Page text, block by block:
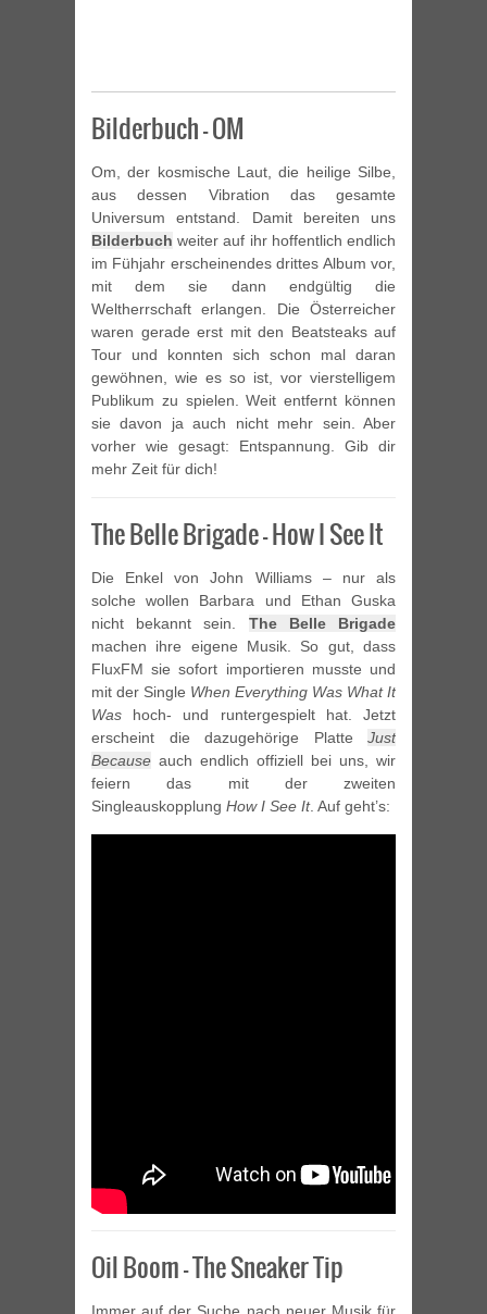
Bilderbuch – OM
Om, der kosmische Laut, die heilige Silbe,
aus dessen Vibration das gesamte
Universum entstand. Damit bereiten uns
Bilderbuch weiter auf ihr hoffentlich endlich
im Fühjahr erscheinendes drittes Album vor,
mit dem sie dann endgültig die
Weltherrschaft erlangen. Die Österreicher
waren gerade erst mit den Beatsteaks auf
Tour und konnten sich schon mal daran
gewöhnen, wie es so ist, vor vierstelligem
Publikum zu spielen. Weit entfernt können
sie davon ja auch nicht mehr sein. Aber
vorher wie gesagt: Entspannung. Gib dir
mehr Zeit für dich!
The Belle Brigade – How I See It
Die Enkel von John Williams – nur als
solche wollen Barbara und Ethan Guska
nicht bekannt sein. The Belle Brigade
machen ihre eigene Musik. So gut, dass
FluxFM sie sofort importieren musste und
mit der Single When Everything Was What It
Was hoch- und runtergespielt hat. Jetzt
erscheint die dazugehörige Platte Just
Because auch endlich offiziell bei uns, wir
feiern das mit der zweiten
Singleauskopplung How I See It. Auf geht’s:
Oil Boom – The Sneaker Tip